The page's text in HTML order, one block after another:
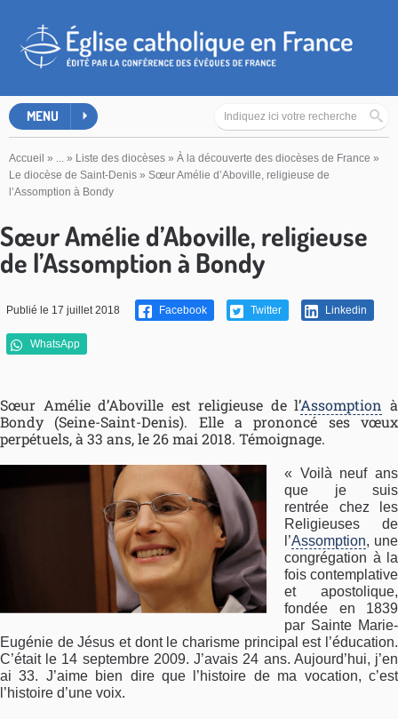
MENU
Accueil » ... » Liste des diocèses » À la découverte des diocèses de France »
Le diocèse de Saint-Denis » Sœur Amélie d’Aboville, religieuse de
l’Assomption à Bondy
Sœur Amélie d’Aboville, religieuse
de l’Assomption à Bondy
Publié le 17 juillet 2018 Facebook Twitter Linkedin
WhatsApp
Sœur Amélie d’Aboville est religieuse de l’Assomption à
Bondy (Seine-Saint-Denis). Elle a prononcé ses vœux
perpétuels, à 33 ans, le 26 mai 2018. Témoignage.
« Voilà neuf ans
que je suis
rentrée chez les
Religieuses de
l’Assomption, une
congrégation à la
fois contemplative
et apostolique,
fondée en 1839
par Sainte Marie-
Eugénie de Jésus et dont le charisme principal est l’éducation.
C’était le 14 septembre 2009. J’avais 24 ans. Aujourd’hui, j’en
ai 33. J’aime bien dire que l’histoire de ma vocation, c’est
l’histoire d’une voix.